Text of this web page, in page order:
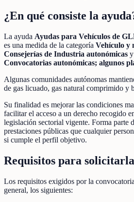
¿En qué consiste la
La ayuda Ayudas para Vehículos de
es una medida de la categoría Vehículo y
Consejerías de Industria autonómicas
Convocatorias autonómicas; algunos
Algunas comunidades autónomas
de gas licuado, gas natural comprimido y
Su finalidad es mejorar las condiciones
facilitar el acceso a un derecho recogido
legislación sectorial vigente. Forma parte
prestaciones públicas que cualquier
si cumple el perfil objetivo.
Requisitos para solicitarla
Los requisitos exigidos por la
general, los siguientes: